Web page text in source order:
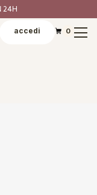
24H
accedi 0